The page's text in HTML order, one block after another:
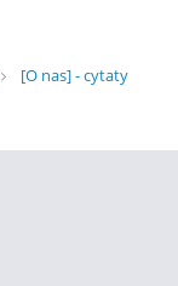
[O nas] - cytaty